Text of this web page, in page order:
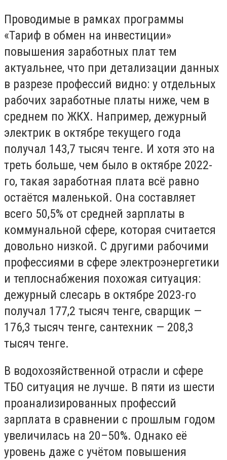
Проводимые в рамках программы
«Тариф в обмен на инвестиции»
повышения заработных плат тем
актуальнее, что при детализации данных
в разрезе профессий видно: у отдельных
рабочих заработные платы ниже, чем в
среднем по ЖКХ. Например, дежурный
электрик в октябре текущего года
получал 143,7 тысяч тенге. И хотя это на
треть больше, чем было в октябре 2022-
го, такая заработная плата всё равно
остаётся маленькой. Она составляет
всего 50,5% от средней зарплаты в
коммунальной сфере, которая считается
довольно низкой. С другими рабочими
профессиями в сфере электроэнергетики
и теплоснабжения похожая ситуация:
дежурный слесарь в октябре 2023-го
получал 177,2 тысяч тенге, сварщик —
176,3 тысяч тенге, сантехник — 208,3
тысяч тенге.
В водохозяйственной отрасли и сфере
ТБО ситуация не лучше. В пяти из шести
проанализированных профессий
зарплата в сравнении с прошлым годом
увеличилась на 20–50%. Однако её
уровень даже с учётом повышения